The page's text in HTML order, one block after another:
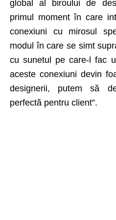
global al biroului de
primul moment în care
conexiuni cu mirosul
modul în care se simt
cu sunetul pe care-l fac
aceste conexiuni devin
designerii, putem să
perfectă pentru client”.